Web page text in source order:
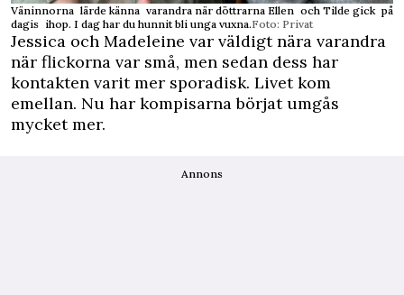
Väninnorna lärde känna varandra när döttrarna Ellen och Tilde gick på
dagis ihop. I dag har du hunnit bli unga vuxna.Foto: Privat
Jessica och Madeleine var väldigt nära varandra
när flickorna var små, men sedan dess har
kontakten varit mer sporadisk. Livet kom
emellan. Nu har kompisarna börjat umgås
mycket mer.
Annons